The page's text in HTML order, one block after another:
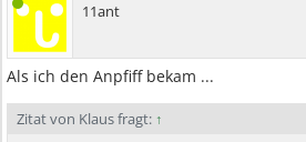
11ant
Als ich den Anpfiff bekam ...
Zitat von Klaus fragt: ↑